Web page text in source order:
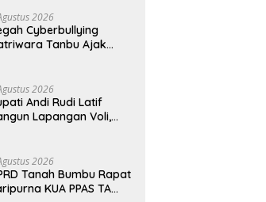
2026
Cyberbullying
Tanbu Ajak
2026
Andi Rudi Latif
Lapangan Voli,
2026
Tanah Bumbu Rapat
KUA PPAS TA